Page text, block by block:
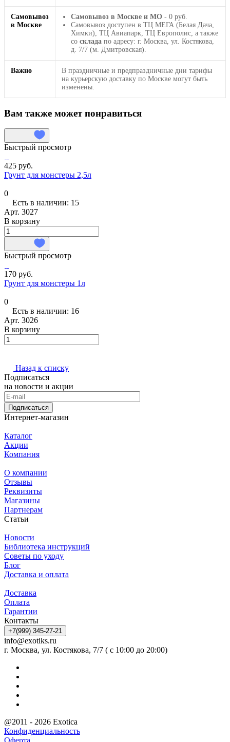
Самовывоз
в Москве
Самовывоз в Москве и МО - 0 руб.
Самовывоз доступен в ТЦ МЕГА (Белая Дача,
Химки), ТЦ Авиапарк, ТЦ Европолис, а также
со склада по адресу: г. Москва, ул. Костякова,
д. 7/7 (м. Дмитровская).
Важно
В праздничные и предпраздничные дни тарифы
на курьерскую доставку по Москве могут быть
изменены.
Вам также может понравиться
Быстрый просмотр
425 руб.
Грунт для монстеры 2,5л
0
Есть в наличии: 15
Арт. 3027
В корзину
Быстрый просмотр
170 руб.
Грунт для монстеры 1л
0
Есть в наличии: 16
Арт. 3026
В корзину
Назад к списку
Подписаться
на новости и акции
Подписаться
Интернет-магазин
Каталог
Акции
Компания
О компании
Отзывы
Реквизиты
Магазины
Партнерам
Статьи
Новости
Библиотека инструкций
Советы по уходу
Блог
Доставка и оплата
Доставка
Оплата
Гарантии
Контакты
+7(999) 345-27-21
info@exotiks.ru
г. Москва, ул. Костякова, 7/7 ( с 10:00 до 20:00)
@2011 - 2026 Exotica
Конфиденциальность